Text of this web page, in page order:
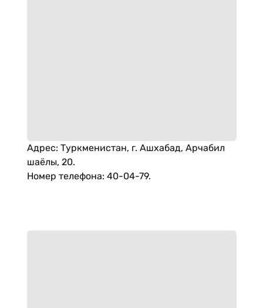
Адрес: Туркменистан, г. Ашхабад, Арчабил
шаёлы, 20.
Номер телефона: 40-04-79.